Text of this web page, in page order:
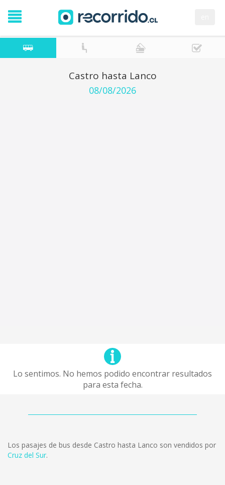
Castro hasta Lanco
08/08/2026
Lo sentimos. No hemos podido encontrar resultados
para esta fecha.
Los pasajes de bus desde Castro hasta Lanco son vendidos por
Cruz del Sur.